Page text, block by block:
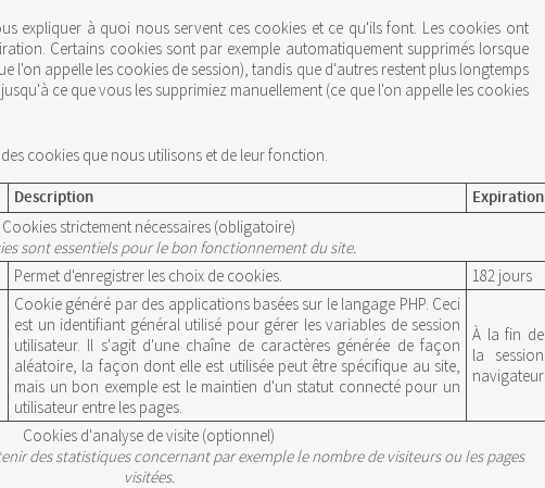
expliquer à quoi nous servent ces cookies et ce qu'ils font. Les cookies ont
Certains cookies sont par exemple automatiquement supprimés lorsque
l'on appelle les cookies de session), tandis que d'autres restent plus longtemps
ce que vous les supprimiez manuellement (ce que l'on appelle les cookies
cookies que nous utilisons et de leur fonction.
Description Expiration
Cookies strictement nécessaires (obligatoire)
sont essentiels pour le bon fonctionnement du site.
Permet d'enregistrer les choix de cookies. 182 jours
Cookie généré par des applications basées sur le langage PHP. Ceci
est un identifiant général utilisé pour gérer les variables de session
utilisateur. Il s'agit d'une chaîne de caractères générée de façon
aléatoire, la façon dont elle est utilisée peut être spécifique au site,
mais un bon exemple est le maintien d'un statut connecté pour un
utilisateur entre les pages.
À la fin de
la session
navigateur
Cookies d'analyse de visite (optionnel)
des statistiques concernant par exemple le nombre de visiteurs ou les pages
visitées.